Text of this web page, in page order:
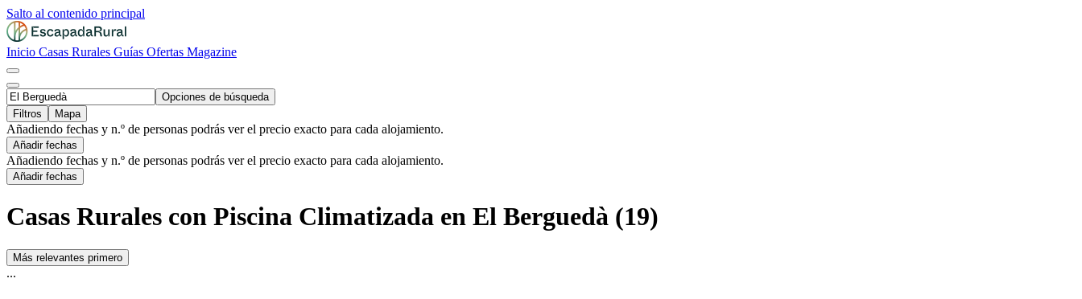
Salto al contenido principal
Inicio Casas Rurales Guías Ofertas Magazine
Opciones de búsqueda
Filtros
Mapa
Añadiendo fechas y n.º de personas podrás ver el precio exacto para cada alojamiento.
Añadir fechas
Añadiendo fechas y n.º de personas podrás ver el precio exacto para cada alojamiento.
Añadir fechas
Casas Rurales con Piscina Climatizada en El Berguedà (19)
Más relevantes primero
...